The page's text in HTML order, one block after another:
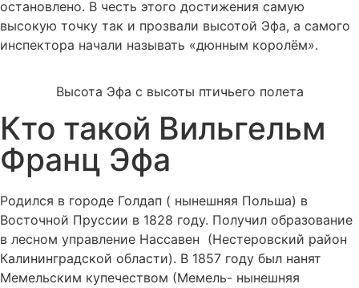
Высота Эфа с высоты птичьего полета
остановлено. В честь этого достижения самую
высокую точку так и прозвали высотой Эфа, а самого
инспектора начали называть «дюнным королём».
Кто такой Вильгельм
Франц Эфа
Родился в городе Голдап ( нынешняя Польша) в
Восточной Пруссии в 1828 году. Получил образование
в лесном управление Нассавен (Нестеровский район
Калининградской области). В 1857 году был нанят
Мемельским купечеством (Мемель- нынешняя